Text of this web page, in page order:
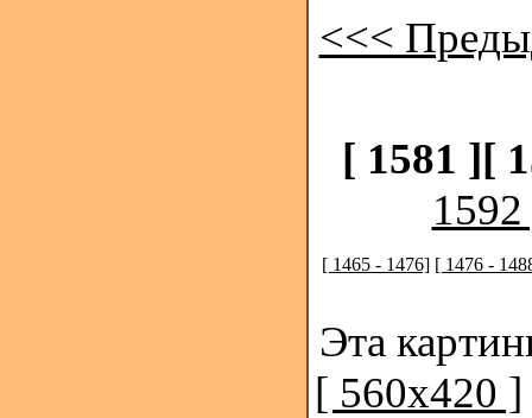
<<<
[ 1581 ][
[ 1465 - 1476] [ 1476 -
Эта
[ 560x420 ]